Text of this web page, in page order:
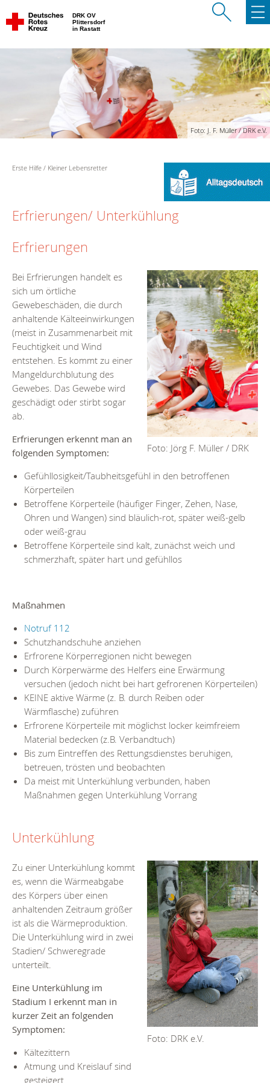
DRK OV
Plittersdorf
in Rastatt
Foto: J. F. Müller / DRK e.V.
Erste Hilfe Kleiner Lebensretter
Erfrierungen/ Unterkühlung
Erfrierungen
Foto: Jörg F. Müller / DRK
Bei Erfrierungen handelt es
sich um örtliche
Gewebeschäden, die durch
anhaltende Kälteeinwirkungen
(meist in Zusammenarbeit mit
Feuchtigkeit und Wind
entstehen. Es kommt zu einer
Mangeldurchblutung des
Gewebes. Das Gewebe wird
geschädigt oder stirbt sogar
ab.
Erfrierungen erkennt man an
folgenden Symptomen:
Gefühllosigkeit/Taubheitsgefühl in den betroffenen
Körperteilen
Betroffene Körperteile (häufiger Finger, Zehen, Nase,
Ohren und Wangen) sind bläulich-rot, später weiß-gelb
oder weiß-grau
Betroffene Körperteile sind kalt, zunächst weich und
schmerzhaft, später hart und gefühllos
Maßnahmen
Notruf 112
Schutzhandschuhe anziehen
Erfrorene Körperregionen nicht bewegen
Durch Körperwärme des Helfers eine Erwärmung
versuchen (jedoch nicht bei hart gefrorenen Körperteilen)
KEINE aktive Wärme (z. B. durch Reiben oder
Wärmflasche) zuführen
Erfrorene Körperteile mit möglichst locker keimfreiem
Material bedecken (z.B. Verbandtuch)
Bis zum Eintreffen des Rettungsdienstes beruhigen,
betreuen, trösten und beobachten
Da meist mit Unterkühlung verbunden, haben
Maßnahmen gegen Unterkühlung Vorrang
Unterkühlung
Foto: DRK e.V.
Zu einer Unterkühlung kommt
es, wenn die Wärmeabgabe
des Körpers über einen
anhaltenden Zeitraum größer
ist als die Wärmeproduktion.
Die Unterkühlung wird in zwei
Stadien/ Schweregrade
unterteilt.
Eine Unterkühlung im
Stadium I erkennt man in
kurzer Zeit an folgenden
Symptomen:
Kältezittern
Atmung und Kreislauf sind
gesteigert